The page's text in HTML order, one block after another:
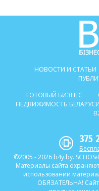
НОВОСТИ И СТАТЬИ
ГОТОВЫЙ БИЗНЕС
НЕДВИЖИМОСТЬ БЕЛАРУСИ
375
©2005 - 2026 b4y.by.
Материалы сайта
использовании
ОБЯЗАТЕЛЬНА! Сайт